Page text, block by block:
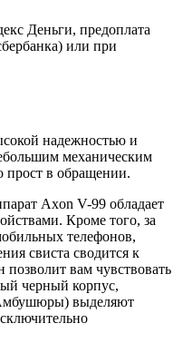
Деньги, предоплата
или при
надежностью и
механическим
прост в обращении.
Axon V-99 обладает
Кроме того, за
телефонов,
свиста сводится к
вам чувствовать
черный корпус,
выделяют